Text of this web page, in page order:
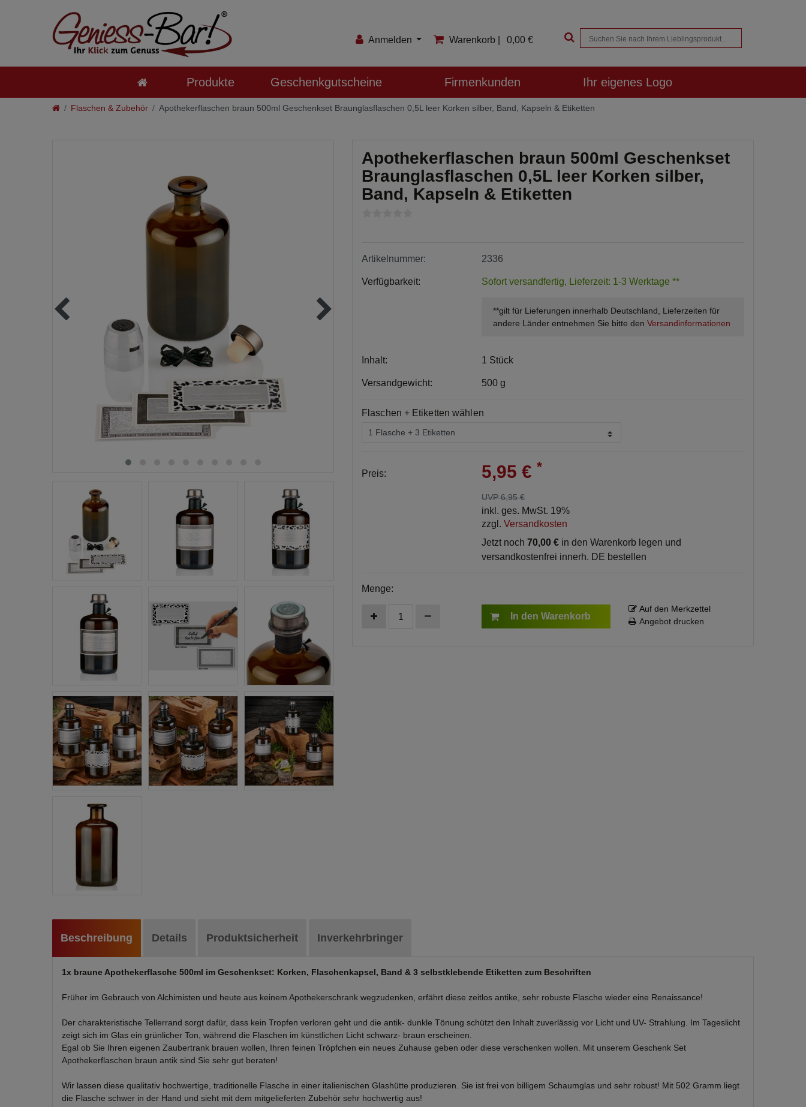
Anmelden
Registrieren
Warenkorb | 0,00 €
Produkte Geschenkgutscheine Firmenkunden Ihr eigenes Logo
Flaschen & Zubehör Apothekerflaschen braun 500ml Geschenkset Braunglasflaschen 0,5L leer Korken silber, Band, Kapseln & Etiketten
Apothekerflaschen braun 500ml Geschenkset
Braunglasflaschen 0,5L leer Korken silber,
Band, Kapseln & Etiketten
Artikelnummer: 2336
Verfügbarkeit: Sofort versandfertig, Lieferzeit: 1-3 Werktage **
**gilt für Lieferungen innerhalb Deutschland, Lieferzeiten für
andere Länder entnehmen Sie bitte den Versandinformationen
Inhalt: 1 Stück
Versandgewicht: 500 g
Flaschen + Etiketten wählen
Preis: 5,95 € *
UVP 6,95 €
inkl. ges. MwSt. 19%
zzgl. Versandkosten
Jetzt noch 70,00 € in den Warenkorb legen und
versandkostenfrei innerh. DE bestellen
Menge:
In den Warenkorb
Auf den Merkzettel
Angebot drucken
Beschreibung Details Produktsicherheit Inverkehrbringer
1x braune Apothekerflasche 500ml im Geschenkset: Korken, Flaschenkapsel, Band & 3 selbstklebende Etiketten zum Beschriften
Früher im Gebrauch von Alchimisten und heute aus keinem Apothekerschrank wegzudenken, erfährt diese zeitlos antike, sehr robuste Flasche wieder eine Renaissance!
Der charakteristische Tellerrand sorgt dafür, dass kein Tropfen verloren geht und die antik- dunkle Tönung schützt den Inhalt zuverlässig vor Licht und UV- Strahlung. Im Tageslicht
zeigt sich im Glas ein grünlicher Ton, während die Flaschen im künstlichen Licht schwarz- braun erscheinen.
Egal ob Sie Ihren eigenen Zaubertrank brauen wollen, Ihren feinen Tröpfchen ein neues Zuhause geben oder diese verschenken wollen. Mit unserem Geschenk Set
Apothekerflaschen braun antik sind Sie sehr gut beraten!
Wir lassen diese qualitativ hochwertige, traditionelle Flasche in einer italienischen Glashütte produzieren. Sie ist frei von billigem Schaumglas und sehr robust! Mit 502 Gramm liegt
die Flasche schwer in der Hand und sieht mit dem mitgelieferten Zubehör sehr hochwertig aus!